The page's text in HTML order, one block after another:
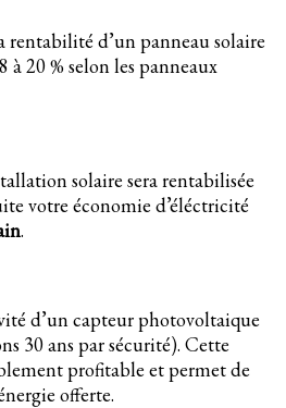
rentabilité d’un panneau solaire
20 % selon les panneaux
solaire sera rentabilisée
votre économie d’éléctricité
.
d’un capteur photovoltaique
30 ans par sécurité). Cette
profitable et permet de
offerte.